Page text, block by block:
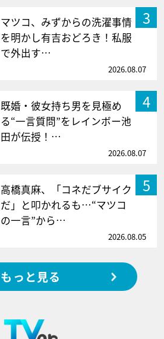
3
マツコ、みずからの洗濯事情
を明かし有吉おどろき！私服
で外出す…
2026.08.07
4
既婚・彼女持ち男を見極め
る“一言質問”をレインボー池
田が伝授！…
2026.08.07
5
高橋真麻、「コネだブサイク
だ」と叩かれるも…“マツコ
の一言”から…
2026.08.05
もっと見る